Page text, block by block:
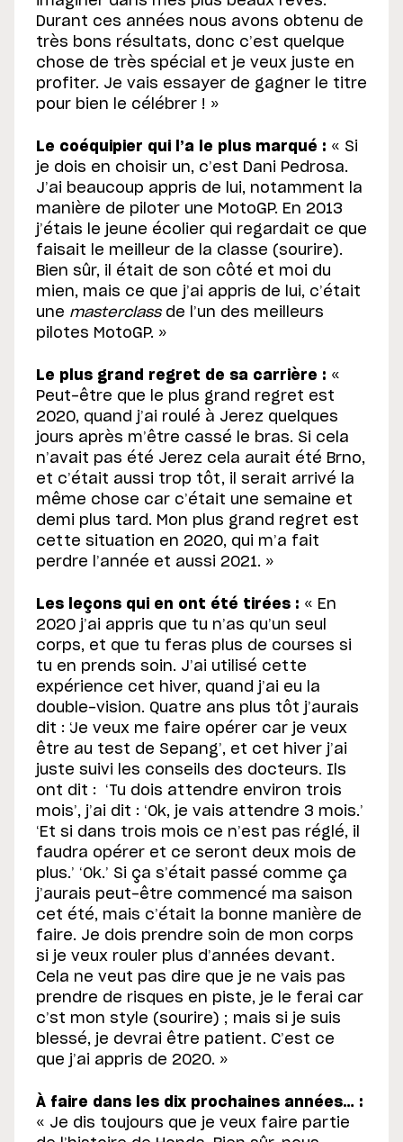
Durant ces années nous avons obtenu de
très bons résultats, donc c’est quelque
chose de très spécial et je veux juste en
profiter. Je vais essayer de gagner le titre
pour bien le célébrer ! »
Le coéquipier qui l’a le plus marqué : « Si
je dois en choisir un, c’est Dani Pedrosa.
J’ai beaucoup appris de lui, notamment la
manière de piloter une MotoGP. En 2013
j’étais le jeune écolier qui regardait ce que
faisait le meilleur de la classe (sourire).
Bien sûr, il était de son côté et moi du
mien, mais ce que j’ai appris de lui, c’était
une masterclassde l’un des meilleurs
pilotes MotoGP. »
Le plus grand regret de sa carrière : «
Peut-être que le plus grand regret est
2020, quand j’ai roulé à Jerez quelques
jours après m’être cassé le bras. Si cela
n’avait pas été Jerez cela aurait été Brno,
et c’était aussi trop tôt, il serait arrivé la
même chose car c’était une semaine et
demi plus tard. Mon plus grand regret est
cette situation en 2020, qui m’a fait
perdre l’année et aussi 2021. »
Les leçons qui en ont été tirées : « En
2020 j’ai appris que tu n’as qu’un seul
corps, et que tu feras plus de courses si
tu en prends soin. J’ai utilisé cette
expérience cet hiver, quand j’ai eu la
double-vision. Quatre ans plus tôt j’aurais
dit : ‘Je veux me faire opérer car je veux
être au test de Sepang’, et cet hiver j’ai
juste suivi les conseils des docteurs. Ils
ont dit : ‘Tu dois attendre environ trois
mois’, j’ai dit : ‘Ok, je vais attendre 3 mois.’
‘Et si dans trois mois ce n’est pas réglé, il
faudra opérer et ce seront deux mois de
plus.’ ‘Ok.’ Si ça s’était passé comme ça
j’aurais peut-être commencé ma saison
cet été, mais c’était la bonne manière de
faire. Je dois prendre soin de mon corps
si je veux rouler plus d’années devant.
Cela ne veut pas dire que je ne vais pas
prendre de risques en piste, je le ferai car
c’st mon style (sourire) ; mais si je suis
blessé, je devrai être patient. C’est ce
que j’ai appris de 2020. »
À faire dans les dix prochaines années… :
« Je dis toujours que je veux faire partie